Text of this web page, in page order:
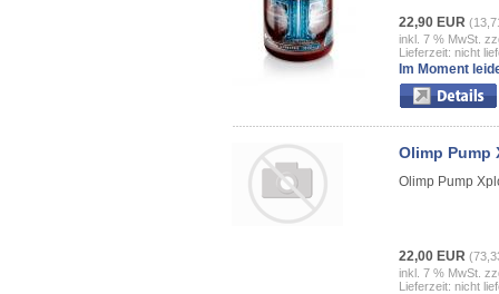
22,90 EUR
inkl. 7 % MwSt.
Lieferzeit: nicht
Im Moment
Olimp Pump
Olimp Pump
22,00 EUR
inkl. 7 % MwSt.
Lieferzeit: nicht